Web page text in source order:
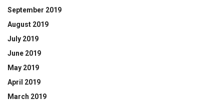
September 2019
August 2019
July 2019
June 2019
May 2019
April 2019
March 2019